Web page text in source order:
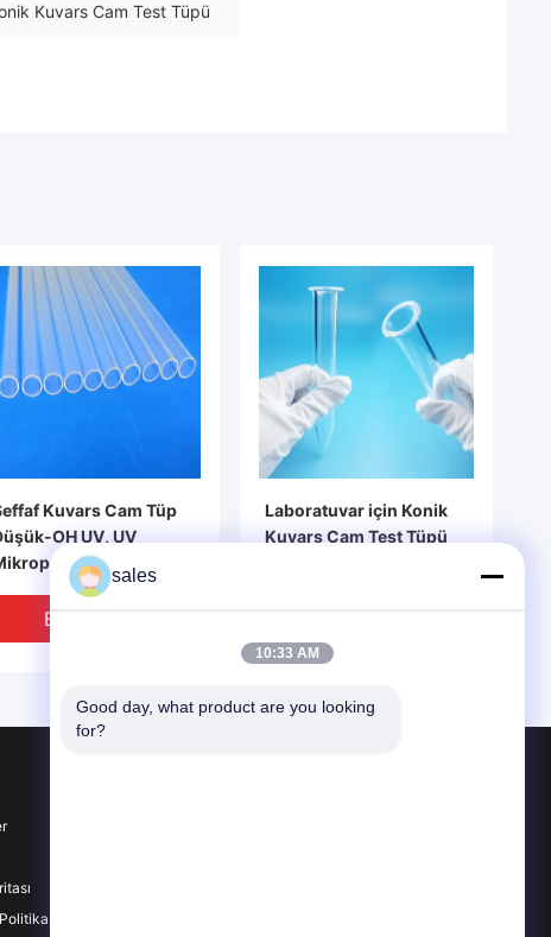
Kuvars Cam Test Tüpü
Kuvars Cam Tüp
OH UV, UV
Kırıcı Alan İçin
En Iyi Fiyat
Laboratuvar için Konik
Kuvars Cam Test Tüpü
sales
10:33 AM
Good day, what product are you looking
for?